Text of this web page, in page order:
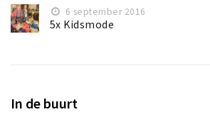
6 september 2016
5x Kidsmode
In de buurt